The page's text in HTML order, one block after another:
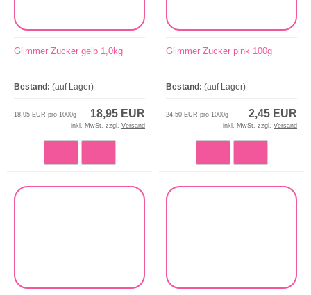
Glimmer Zucker gelb 1,0kg
Bestand: (auf Lager)
18,95 EUR
18,95 EUR pro 1000g
inkl. MwSt. zzgl. Versand
Glimmer Zucker pink 100g
Bestand: (auf Lager)
2,45 EUR
24,50 EUR pro 1000g
inkl. MwSt. zzgl. Versand